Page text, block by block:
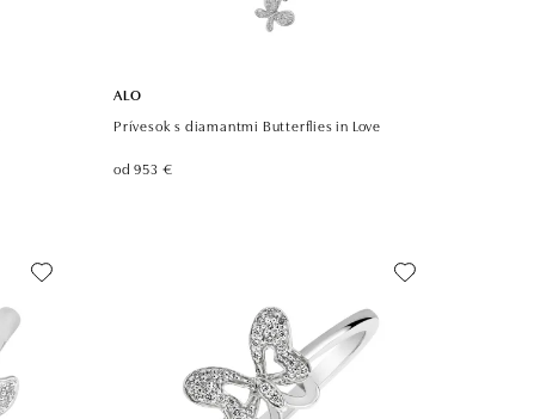
ALO
Prívesok s diamantmi Butterflies in Love
od 953 €